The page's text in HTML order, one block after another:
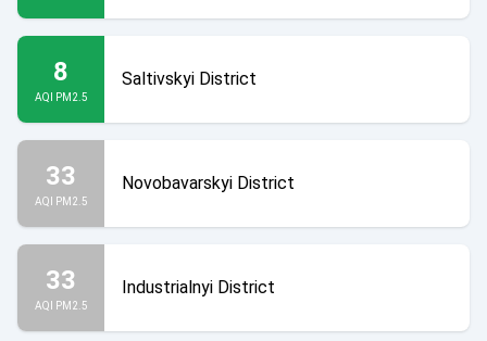
8
AQI PM2.5
Saltivskyi District
33
AQI PM2.5
Novobavarskyi District
33
AQI PM2.5
Industrialnyi District